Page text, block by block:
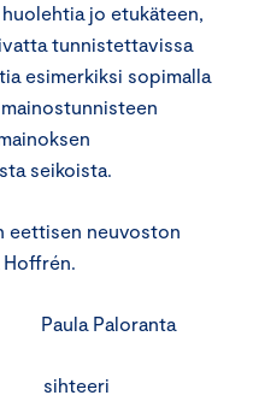
jo etukäteen,
tunnistettavissa
esimerkiksi sopimalla
seikoista.
eettisen neuvoston
Paloranta